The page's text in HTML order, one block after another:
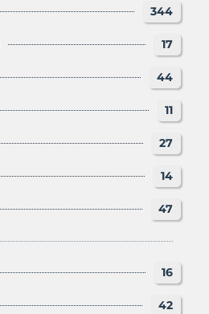
344
17
44
11
27
14
47
16
42